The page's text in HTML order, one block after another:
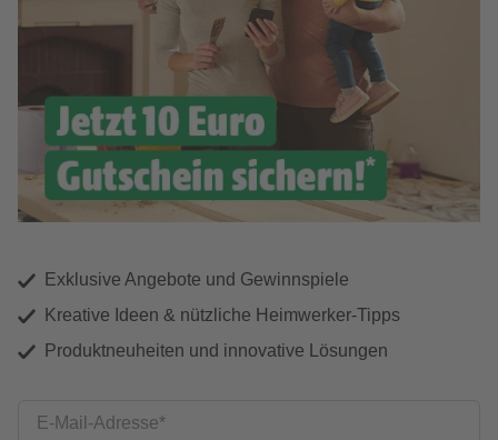
Exklusive Angebote und Gewinnspiele
Kreative Ideen & nützliche Heimwerker-Tipps
Produktneuheiten und innovative Lösungen
E-Mail-Adresse